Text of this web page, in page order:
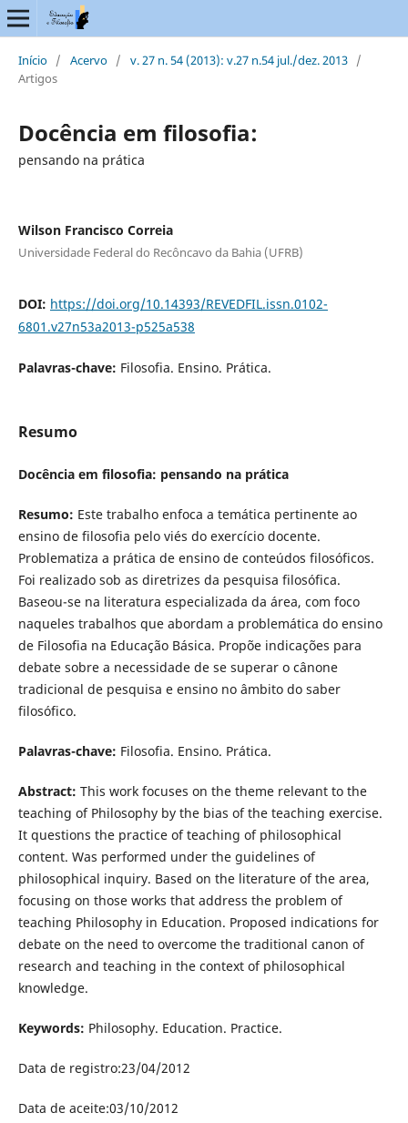
Início / Acervo / v. 27 n. 54 (2013): v.27 n.54 jul./dez. 2013 /
Artigos
Docência em filosofia:
pensando na prática
Wilson Francisco Correia
Universidade Federal do Recôncavo da Bahia (UFRB)
DOI: https://doi.org/10.14393/REVEDFIL.issn.0102-
6801.v27n53a2013-p525a538
Palavras-chave: Filosofia. Ensino. Prática.
Resumo
Docência em filosofia: pensando na prática
Resumo: Este trabalho enfoca a temática pertinente ao
ensino de filosofia pelo viés do exercício docente.
Problematiza a prática de ensino de conteúdos filosóficos.
Foi realizado sob as diretrizes da pesquisa filosófica.
Baseou-se na literatura especializada da área, com foco
naqueles trabalhos que abordam a problemática do ensino
de Filosofia na Educação Básica. Propõe indicações para
debate sobre a necessidade de se superar o cânone
tradicional de pesquisa e ensino no âmbito do saber
filosófico.
Palavras-chave: Filosofia. Ensino. Prática.
Abstract: This work focuses on the theme relevant to the
teaching of Philosophy by the bias of the teaching exercise.
It questions the practice of teaching of philosophical
content. Was performed under the guidelines of
philosophical inquiry. Based on the literature of the area,
focusing on those works that address the problem of
teaching Philosophy in Education. Proposed indications for
debate on the need to overcome the traditional canon of
research and teaching in the context of philosophical
knowledge.
Keywords: Philosophy. Education. Practice.
Data de registro:23/04/2012
Data de aceite:03/10/2012